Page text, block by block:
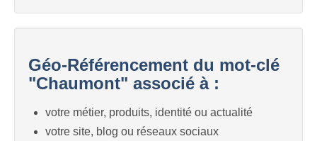
Géo-Référencement du mot-clé
"Chaumont" associé à :
votre métier, produits, identité ou actualité
votre site, blog ou réseaux sociaux